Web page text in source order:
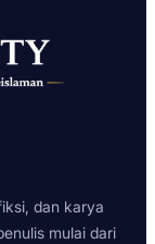
dan karya
mulai dari